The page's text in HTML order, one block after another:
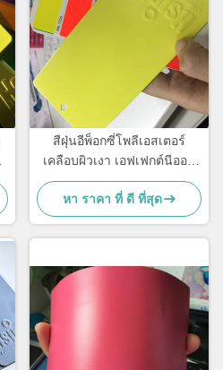
สีฝุ่นอีพ็อกซี่โพลีเอสเตอร์
เคลือบผิวเงา เอฟเฟกต์นีออน
เรืองแสง
หา ราคา ที่ ดี ที่สุด